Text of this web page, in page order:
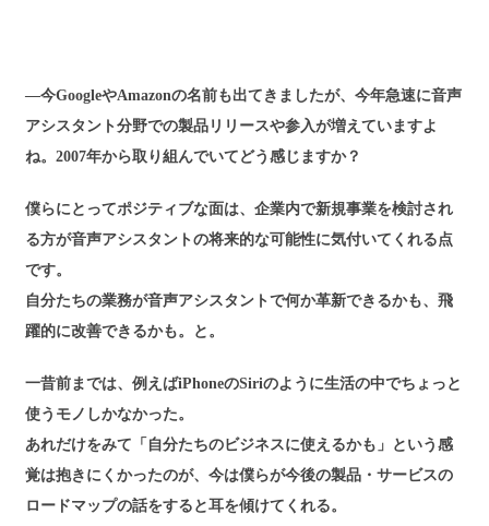
―今GoogleやAmazonの名前も出てきましたが、今年急速に音声
アシスタント分野での製品リリースや参入が増えていますよ
ね。2007年から取り組んでいてどう感じますか？
僕らにとってポジティブな面は、企業内で新規事業を検討され
る方が音声アシスタントの将来的な可能性に気付いてくれる点
です。
自分たちの業務が音声アシスタントで何か革新できるかも、飛
躍的に改善できるかも。と。
一昔前までは、例えばiPhoneのSiriのように生活の中でちょっと
使うモノしかなかった。
あれだけをみて「自分たちのビジネスに使えるかも」という感
覚は抱きにくかったのが、今は僕らが今後の製品・サービスの
ロードマップの話をすると耳を傾けてくれる。